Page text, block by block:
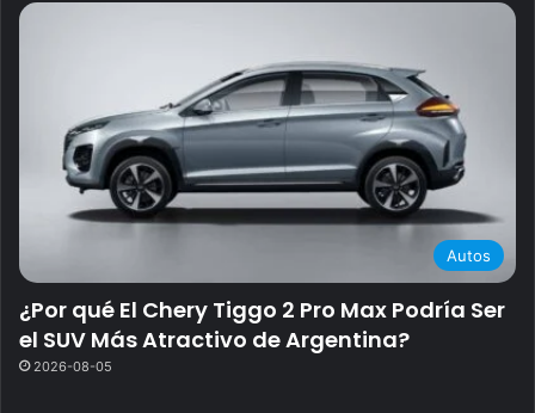
Autos
¿Por qué El Chery Tiggo 2 Pro Max Podría Ser
el SUV Más Atractivo de Argentina?
2026-08-05